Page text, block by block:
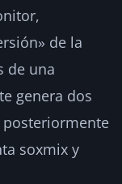
de la
de una
genera dos
posteriormente
soxmix y